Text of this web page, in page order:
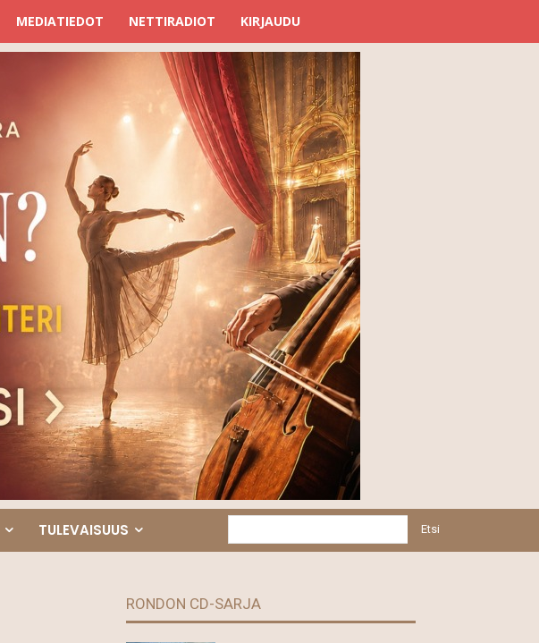
MEDIATIEDOT NETTIRADIOT KIRJAUDU
TULEVAISUUS Etsi
RONDON CD-SARJA